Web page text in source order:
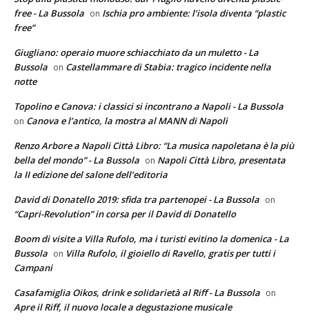
free - La Bussola on Ischia pro ambiente: l’isola diventa “plastic
free”
Giugliano: operaio muore schiacchiato da un muletto - La
Bussola on Castellammare di Stabia: tragico incidente nella
notte
Topolino e Canova: i classici si incontrano a Napoli - La Bussola
on Canova e l’antico, la mostra al MANN di Napoli
Renzo Arbore a Napoli Città Libro: “La musica napoletana è la più
bella del mondo” - La Bussola on Napoli Città Libro, presentata
la II edizione del salone dell’editoria
David di Donatello 2019: sfida tra partenopei - La Bussola on
“Capri-Revolution” in corsa per il David di Donatello
Boom di visite a Villa Rufolo, ma i turisti evitino la domenica - La
Bussola on Villa Rufolo, il gioiello di Ravello, gratis per tutti i
Campani
Casafamiglia Oikos, drink e solidarietà al Riff - La Bussola on
Apre il Riff, il nuovo locale a degustazione musicale